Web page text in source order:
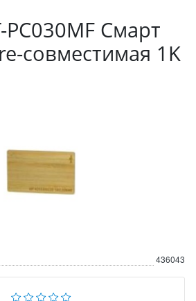
PC030MF Cмарт
совместимая 1K
436043